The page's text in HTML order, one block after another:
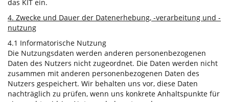
das KIT ein.
4. Zwecke und Dauer der Datenerhebung, -verarbeitung und -
nutzung
4.1 Informatorische Nutzung
Die Nutzungsdaten werden anderen personenbezogenen
Daten des Nutzers nicht zugeordnet. Die Daten werden nicht
zusammen mit anderen personenbezogenen Daten des
Nutzers gespeichert. Wir behalten uns vor, diese Daten
nachträglich zu prüfen, wenn uns konkrete Anhaltspunkte für